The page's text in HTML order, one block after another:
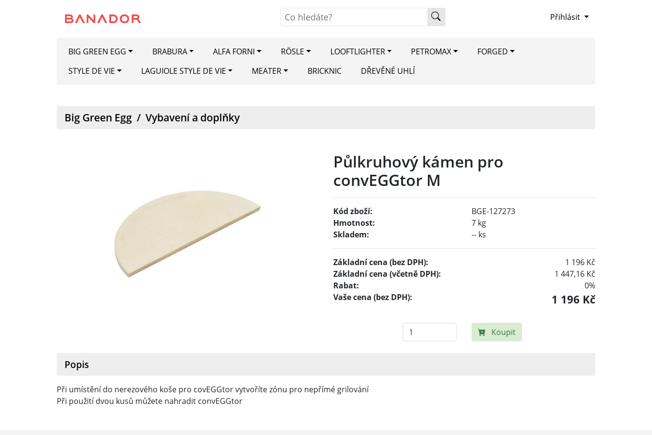
Přihlásit
BIG GREEN EGG BRABURA ALFA FORNI RÖSLE LOOFTLIGHTER PETROMAX
FORGED
STYLE DE VIE
LAGUIOLE STYLE DE VIE MEATER BRICKNIC DŘEVĚNÉ UHLÍ
Big Green Egg / Vybavení a doplňky
Půlkruhový kámen pro
convEGGtor M
Kód zboží:
BGE-127273
Hmotnost:
7 kg
Skladem:
-- ks
Základní cena (bez DPH):
1 196 Kč
Základní cena (včetně DPH):
1 447,16 Kč
Rabat:
0%
Vaše cena (bez DPH):
1 196 Kč
Koupit
Popis
Při umístění do nerezového koše pro covEGGtor vytvoříte zónu pro nepřímé grilování
Při použití dvou kusů můžete nahradit convEGGtor